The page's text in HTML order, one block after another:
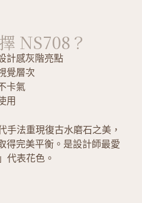
NS708？
計感灰階亮點
覺層次
卡氣
用
手法重現復古水磨石之美，
得完美平衡。是設計師最愛
代表花色。